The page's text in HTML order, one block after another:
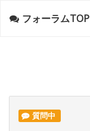
フォーラムTOP
質問中